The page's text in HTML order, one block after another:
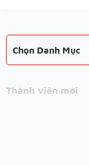
Chọn Danh Mục
Thành viên mới